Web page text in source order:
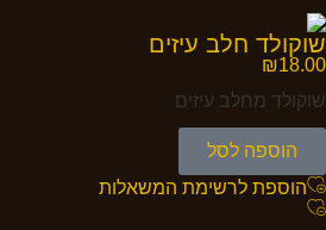
שוקולד חלב עיזים
₪18.00
שוקולד מחלב עיזים
הוספה לסל
הוספת לרשימת המשאלות